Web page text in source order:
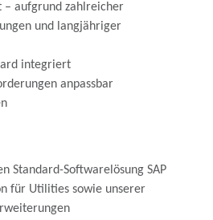
– aufgrund zahlreicher
und langjähriger
integriert
anpassbar
Standard-Softwarelösung SAP
für Utilities sowie unserer